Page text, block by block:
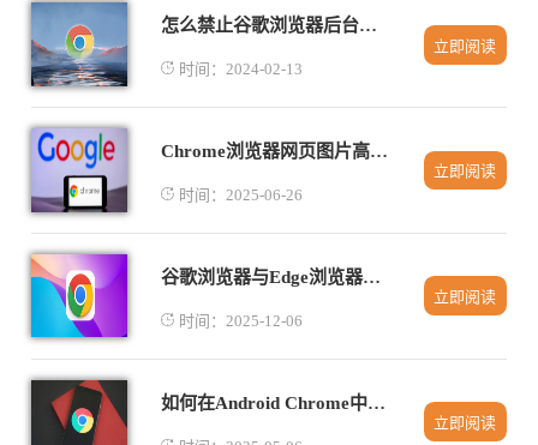
怎么禁止谷歌浏览器后台运行
时间：2024-02-13
立即阅读
Chrome浏览器网页图片高清保存技巧
时间：2025-06-26
立即阅读
谷歌浏览器与Edge浏览器最新性能比拼
时间：2025-12-06
立即阅读
如何在Android Chrome中解决网页显示不完整问题
立即阅读